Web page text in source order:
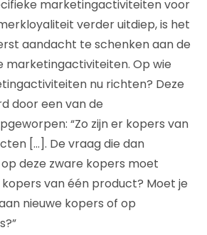
marketingactiviteiten voor
verder uitdiep, is het
aandacht te schenken aan de
marketingactiviteiten. Op wie
nu richten? Deze
door een van de
“Zo zijn er kopers van
[…]. De vraag die dan
deze zware kopers moet
van één product? Moet je
nieuwe kopers of op